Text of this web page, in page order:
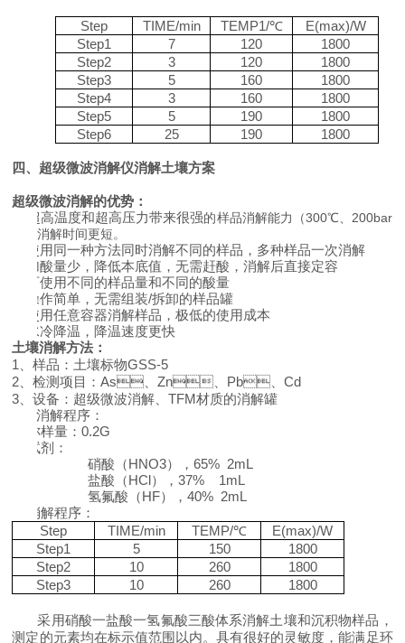
Step TIME/min TEMP1/℃ E(max)/W
Step1
7 120
1800
Step2
3 120
1800
Step3
5 160
1800
Step4
3 160
1800
Step5
5 190
1800
Step6
25 190 1800
四、 超级微波消解仪消解土壤方案
超级微波消解的优势：
超高温度和超高压力带来很强的样品消解能力（300℃、200bar）
消解时间更短。
使用同一种方法同时消解不同的样品，多种样品一次消解
加酸量少 ，降低本底值，无需赶酸，消解后直接定容
可使用不同的样品量和不同的酸量
操作简单，无需组装/拆卸的样品罐
使用任意容器消解样品，极低的使用成本
水冷降温，降温速度更快
土壤消解方法：
1、样品：土壤标物GSS-5
2、检测项目：As、Zn、Pb、Cd
3、设备：超级微波消解 、TFM材质的消解罐
4、消解程序：
称样量：0.2G
试剂：
硝酸 （HNO3），65% 2mL
盐酸（HCl），37% 1mL
氢氟酸（HF），40% 2mL
消解程序：
Step
TIME/min TEMP/℃ E(max)/W
Step1
5 150
1800
Step2
10 260
1800
Step3
10 260 1800
采用硝酸一盐酸一氢氟酸三酸体系消解土壤和沉积物样品，
测定的元素均在标示值范围以内。具有很好的灵敏度，能满足环